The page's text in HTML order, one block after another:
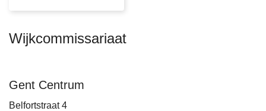
Wijkcommissariaat
Gent Centrum
Belfortstraat 4